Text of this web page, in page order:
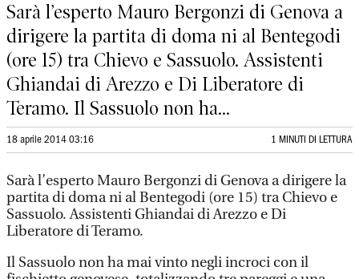
Sarà l’esperto Mauro Bergonzi di Genova a
dirigere la partita di doma ni al Bentegodi
(ore 15) tra Chievo e Sassuolo. Assistenti
Ghiandai di Arezzo e Di Liberatore di
Teramo. Il Sassuolo non ha...
18 aprile 2014 03:16 1 MINUTI DI LETTURA
Sarà l’esperto Mauro Bergonzi di Genova a dirigere la
partita di doma ni al Bentegodi (ore 15) tra Chievo e
Sassuolo. Assistenti Ghiandai di Arezzo e Di
Liberatore di Teramo.
Il Sassuolo non ha mai vinto negli incroci con il